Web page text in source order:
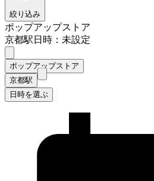
絞り込み
ポップアップストア
京都駅日時：未設定
ポップアップストア
京都駅
日時を選ぶ